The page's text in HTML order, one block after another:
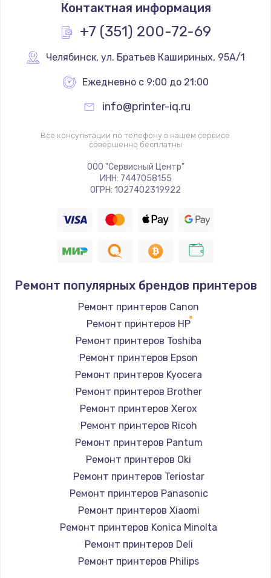
Контактная информация
+7 (351) 200-72-69
Челябинск, ул. Братьев Кашириных, 95А/1
Ежедневно с 9:00 до 21:00
info@printer-iq.ru
Все консультации по телефону в нашем сервисе
совершенно бесплатны
ООО "Сервисный Центр"
ИНН: 7447058155
ОГРН: 1027402319922
Ремонт популярных брендов принтеров
Ремонт принтеров Canon
Ремонт принтеров HP
Ремонт принтеров Toshiba
Ремонт принтеров Epson
Ремонт принтеров Kyocera
Ремонт принтеров Brother
Ремонт принтеров Xerox
Ремонт принтеров Ricoh
Ремонт принтеров Pantum
Ремонт принтеров Oki
Ремонт принтеров Teriostar
Ремонт принтеров Panasonic
Ремонт принтеров Xiaomi
Ремонт принтеров Konica Minolta
Ремонт принтеров Deli
Ремонт принтеров Philips